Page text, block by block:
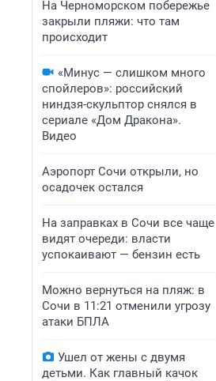
На Черноморском побережье
закрыли пляжи: что там
происходит
«Минус — слишком много
спойлеров»: российский
ниндзя-скульптор снялся в
сериале «Дом Дракона».
Видео
Аэропорт Сочи открыли, но
осадочек остался
На заправках в Сочи все чаще
видят очереди: власти
успокаивают — бензин есть
Можно вернуться на пляж: в
Сочи в 11:21 отменили угрозу
атаки БПЛА
Ушел от жены с двумя
детьми. Как главный качок